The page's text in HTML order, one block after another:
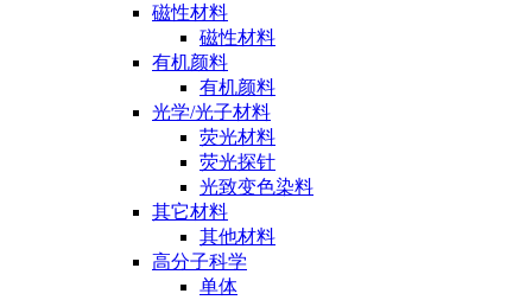
磁性材料
磁性材料
有机颜料
有机颜料
光学/光子材料
荧光材料
荧光探针
光致变色染料
其它材料
其他材料
高分子科学
单体